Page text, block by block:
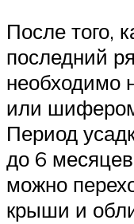
После того,
последний
необходимо
или шифером
Период
до 6
можно
крыши и